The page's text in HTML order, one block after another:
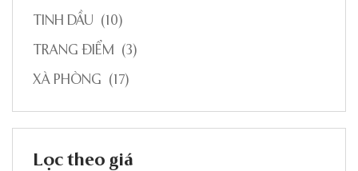
TINH DẦU (10)
TRANG ĐIỂM (3)
XÀ PHÒNG (17)
Lọc theo giá